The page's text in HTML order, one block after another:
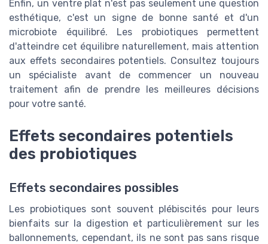
Enfin, un ventre plat n'est pas seulement une question
esthétique, c'est un signe de bonne santé et d'un
microbiote équilibré. Les probiotiques permettent
d'atteindre cet équilibre naturellement, mais attention
aux effets secondaires potentiels. Consultez toujours
un spécialiste avant de commencer un nouveau
traitement afin de prendre les meilleures décisions
pour votre santé.
Effets secondaires potentiels
des probiotiques
Effets secondaires possibles
Les probiotiques sont souvent plébiscités pour leurs
bienfaits sur la digestion et particulièrement sur les
ballonnements, cependant, ils ne sont pas sans risque